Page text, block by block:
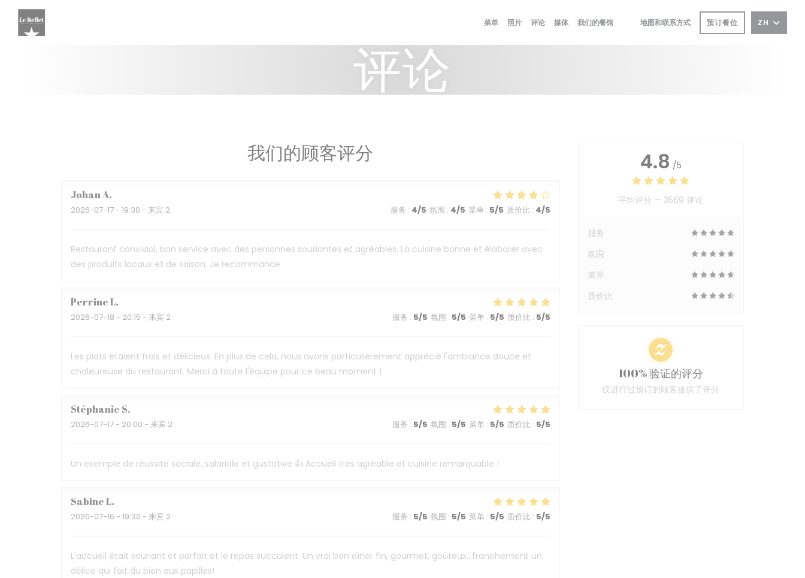
Cookie管理面板
菜单 照片 评论 媒体 我们的餐馆
((在新窗口中打开))
((在新窗口中打开))
地图和联系方式 预订餐位 ZH
评论
我们的顾客评分
JohanA
2026-07-17 - 19:30 - 来宾 2 服务 : 4/5 氛围 : 4/5 菜单: 5/5 质价比 : 4/5
Restaurant convivial, bon service avec des personnes souriantes et agréables. La cuisine bonne et élaborer avec
des produits locaux et de saison. Je recommande
PerrineL
2026-07-18 - 20:15 - 来宾 2 服务 : 5/5 氛围 : 5/5 菜单: 5/5 质价比 : 5/5
Les plats étaient frais et délicieux. En plus de cela, nous avons particulièrement apprécié l'ambiance douce et
chaleureuse du restaurant. Merci à toute l'équipe pour ce beau moment !
Stéphanie S
2026-07-17 - 20:00 - 来宾 2 服务 : 5/5 氛围 : 5/5 菜单: 5/5 质价比 : 5/5
Un exemple de réussite sociale, salariale et gustative 👍 Accueil tres agréable et cuisine remarquable !
SabineL
2026-07-16 - 19:30 - 来宾 2 服务 : 5/5 氛围 : 5/5 菜单: 5/5 质价比 : 5/5
L'accueil était souriant et parfait et le repas succulent. Un vrai bon dîner fin, gourmet, goûteux...franchement un
délice qui fait du bien aux papilles!
4.8 /5
平均评分 — 3569 评论
服务
氛围
菜单
质价比
100% 验证的评分
仅进行过预订的顾客提供了评分